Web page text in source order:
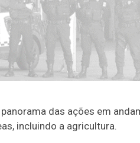
das ações em
incluindo a agricultura.